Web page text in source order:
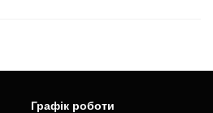
Графік роботи